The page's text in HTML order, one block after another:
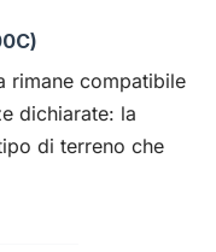
rimane compatibile
dichiarate: la
di terreno che